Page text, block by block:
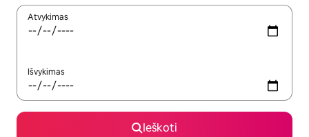
Atvykimas
Išvykimas
Ieškoti